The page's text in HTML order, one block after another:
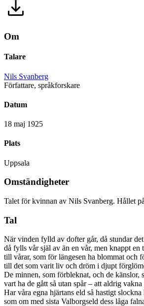
Om
Talare
Nils Svanberg
Författare, språkforskare
Datum
18 maj 1925
Plats
Uppsala
Omständigheter
Talet för kvinnan av Nils Svanberg. Hållet
Tal
När vinden fylld av dofter går, då stundar
då fylls vår själ av än en vår, men knappt en
till vårar, som för längesen ha blommat och
till det som varit liv och dröm i djupt
De minnen, som förbleknat, och de känslor,
vart ha de gått så utan spår – att aldrig vakna
Har våra egna hjärtans eld så hastigt slockna
som om med sista Valborgseld dess låga